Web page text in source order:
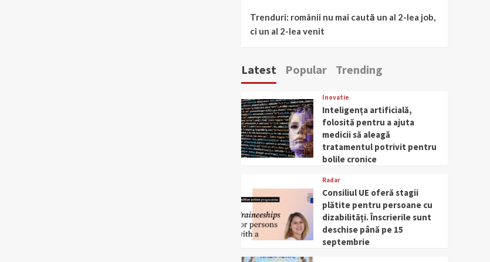
Trenduri: românii nu mai caută un al 2-lea job,
ci un al 2-lea venit
Latest Popular Trending
Inovatie
Inteligența artificială,
folosită pentru a ajuta
medicii să aleagă
tratamentul potrivit pentru
bolile cronice
Radar
Consiliul UE oferă stagii
plătite pentru persoane cu
dizabilități. Înscrierile sunt
deschise până pe 15
septembrie